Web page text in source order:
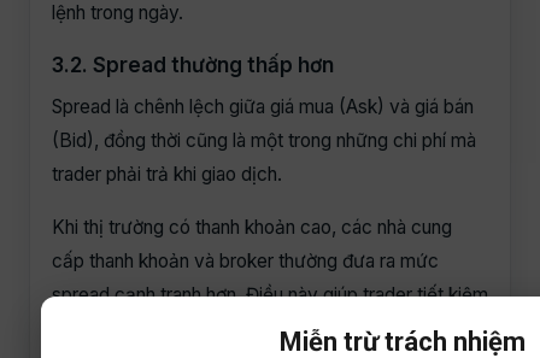
lệnh trong ngày.
3.2. Spread thường thấp hơn
Spread là chênh lệch giữa giá mua (Ask) và giá bán
(Bid), đồng thời cũng là một trong những chi phí mà
trader phải trả khi giao dịch.
Khi thị trường có thanh khoản cao, các nhà cung
cấp thanh khoản và broker thường đưa ra mức
spread cạnh tranh hơn. Điều này giúp trader tiết kiệm
chi phí giao dịch, đặc biệt với các chiến lược như
Miễn trừ trách nhiệm